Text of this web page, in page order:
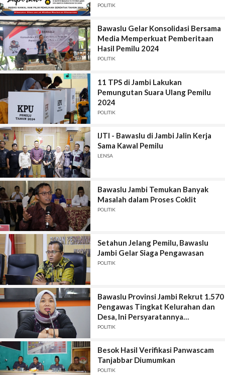
POLITIK
Bawaslu Gelar Konsolidasi Bersama
Media Memperkuat Pemberitaan
Hasil Pemilu 2024
POLITIK
11 TPS di Jambi Lakukan
Pemungutan Suara Ulang Pemilu
2024
POLITIK
IJTI - Bawaslu di Jambi Jalin Kerja
Sama Kawal Pemilu
LENSA
Bawaslu Jambi Temukan Banyak
Masalah dalam Proses Coklit
POLITIK
Setahun Jelang Pemilu, Bawaslu
Jambi Gelar Siaga Pengawasan
POLITIK
Bawaslu Provinsi Jambi Rekrut 1.570
Pengawas Tingkat Kelurahan dan
Desa, Ini Persyaratannya…
POLITIK
Besok Hasil Verifikasi Panwascam
Tanjabbar Diumumkan
POLITIK